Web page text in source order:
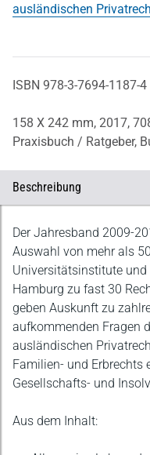
ausländischen
ISBN 978-3-7694-1187-4
158 X 242 mm, 2017,
Praxisbuch / Ratgeber,
Beschreibung
Beschreibung
Der Jahresband 2009-
Auswahl von mehr als
Universitätsinstitute
Hamburg zu fast 30
geben Auskunft zu
aufkommenden Fragen
ausländischen
Familien- und Erbrechts
Gesellschafts- und
Aus dem Inhalt: